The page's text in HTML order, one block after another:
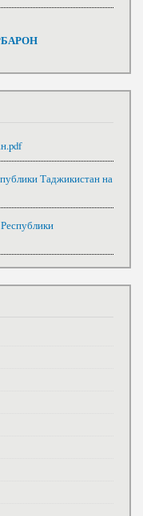
Таджикистан на